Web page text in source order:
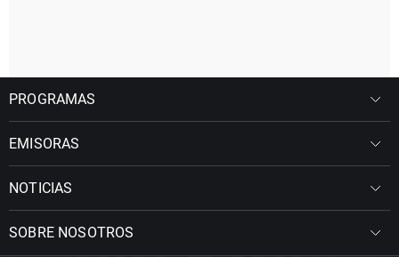
PROGRAMAS
EMISORAS
NOTICIAS
SOBRE NOSOTROS